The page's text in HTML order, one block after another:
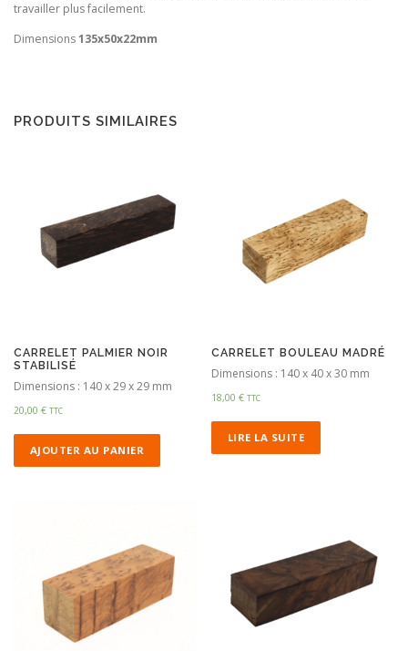
travailler plus facilement.
Dimensions135x50x22mm
PRODUITS SIMILAIRES
CARRELET PALMIER NOIR
STABILISÉ
Dimensions : 140 x 29 x 29 mm
20,00 € TTC
AJOUTER AU PANIER
CARRELET BOULEAU MADRÉ
Dimensions : 140 x 40 x 30 mm
18,00€ TTC
LIRE LA SUITE